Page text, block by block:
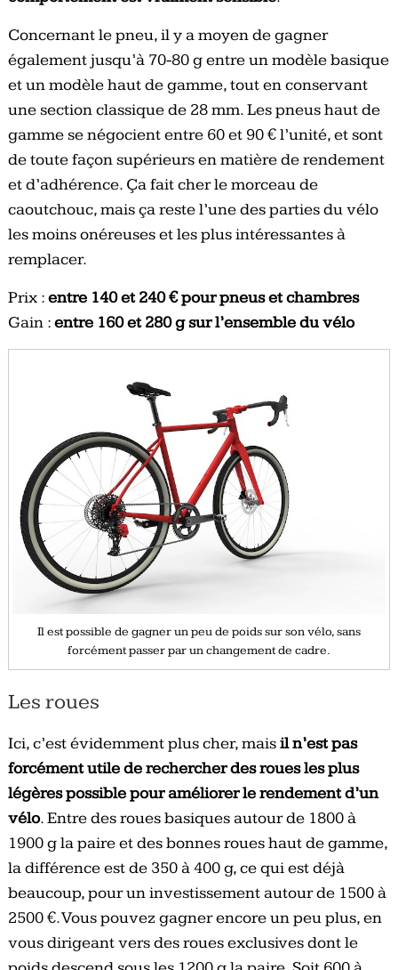
Concernant le pneu, il y a moyen de gagner
également jusqu’à 70-80 g entre un modèle basique
et un modèle haut de gamme, tout en conservant
une section classique de 28 mm. Les pneus haut de
gamme se négocient entre 60 et 90 € l’unité, et sont
de toute façon supérieurs en matière de rendement
et d’adhérence. Ça fait cher le morceau de
caoutchouc, mais ça reste l’une des parties du vélo
les moins onéreuses et les plus intéressantes à
remplacer.
Prix :entre 140 et 240 € pour pneus et chambres
Gain :entre 160 et 280 g sur l’ensemble du vélo
Il est possible de gagner un peu de poids sur son vélo, sans
forcément passer par un changement de cadre.
Les roues
Ici, c’est évidemment plus cher, maisil n’est pas
forcément utile de rechercher des roues les plus
légères possible pour améliorer le rendement d’un
vélo. Entre des roues basiques autour de 1800 à
1900 g la paire et des bonnes roues haut de gamme,
la différence est de 350 à 400 g, ce qui est déjà
beaucoup, pour un investissement autour de 1500 à
2500 €. Vous pouvez gagner encore un peu plus, en
vous dirigeant vers des roues exclusives dont le